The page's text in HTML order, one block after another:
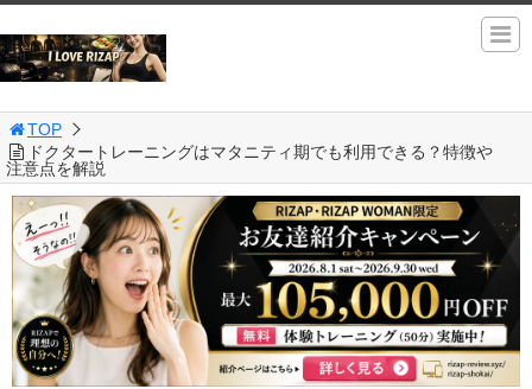
TOP
ドクタートレーニングはマタニティ期でも利用できる？特徴や
注意点を解説